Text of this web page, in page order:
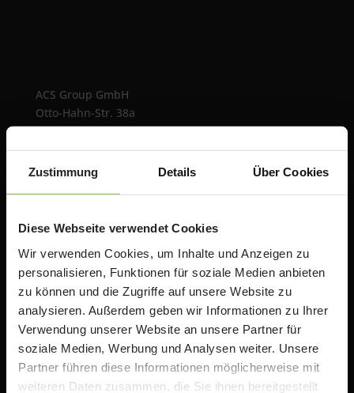
Zustimmung Details Über Cookies
Diese Webseite verwendet Cookies
Wir verwenden Cookies, um Inhalte und Anzeigen zu
personalisieren, Funktionen für soziale Medien anbieten
zu können und die Zugriffe auf unsere Website zu
analysieren. Außerdem geben wir Informationen zu Ihrer
Verwendung unserer Website an unsere Partner für
soziale Medien, Werbung und Analysen weiter. Unsere
Partner führen diese Informationen möglicherweise mit
weiteren Daten zusammen, die Sie ihnen bereitgestellt
ACS Group GmbH
Otto-Hahn-Str. 38a
85521 Ottobrunn / Riemerling
Deutschland
e:teacherstore@acsgroup.de
t: +49 (0)89 1893130-10
Über uns
Die ACS Group betreibt mit TeacherStore.de ein
Online Portal für Lehrer & Schulen mit exklusiven
Rabatten auf Apple Produkte. Wir bieten zusätzlich
Informationen, Schulungen und Workshops rund um
das Thema iPad in der Schule an.